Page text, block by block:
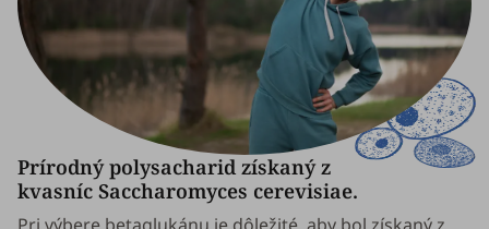
Prírodný polysacharid získaný z
kvasníc Saccharomyces cerevisiae.